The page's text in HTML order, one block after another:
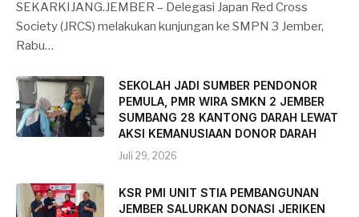
SEKARKIJANG.JEMBER – Delegasi Japan Red Cross
Society (JRCS) melakukan kunjungan ke SMPN 3 Jember,
Rabu…
SEKOLAH JADI SUMBER PENDONOR
PEMULA, PMR WIRA SMKN 2 JEMBER
SUMBANG 28 KANTONG DARAH LEWAT
AKSI KEMANUSIAAN DONOR DARAH
Juli 29, 2026
KSR PMI UNIT STIA PEMBANGUNAN
JEMBER SALURKAN DONASI JERIKEN